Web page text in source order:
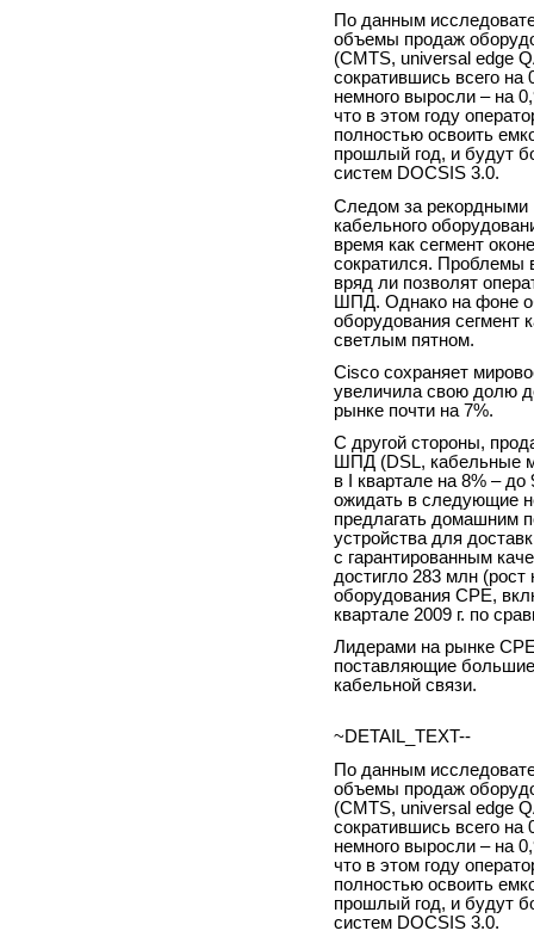
По данным
объемы продаж
(CMTS, universal edge
сократившись всего
немного выросли – на
что в этом году
полностью освоить
прошлый год, и будут
систем DOCSIS 3.0.
Следом за рекордными
кабельного
время как сегмент
сократился. Проблемы
вряд ли позволят
ШПД. Однако на фоне
оборудования сегмент
светлым пятном.
Cisco сохраняет
увеличила свою долю
рынке почти на 7%.
С другой стороны,
ШПД (DSL, кабельные
в I квартале на 8% –
ожидать в следующие
предлагать домашним
устройства для
с гарантированным
достигло 283 млн (рост
оборудования CPE,
квартале 2009 г. по
Лидерами на рынке
поставляющие
кабельной связи.
~DETAIL_TEXT--
По данным
объемы продаж
(CMTS, universal edge
сократившись всего
немного выросли – на
что в этом году
полностью освоить
прошлый год, и будут
систем DOCSIS 3.0.